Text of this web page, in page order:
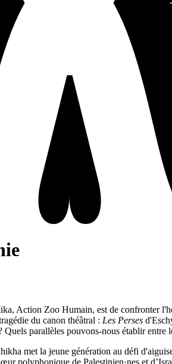
Action Zoo Humain, est de confronter
du canon théâtral : Les Perses
parallèles pouvons-nous établir
met la jeune génération au défi